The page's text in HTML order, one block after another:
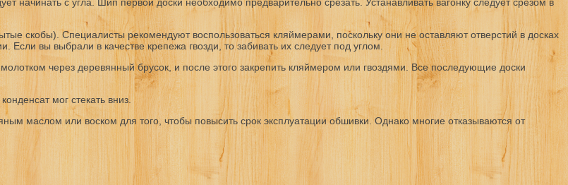
скобы). Специалисты рекомендуют воспользоваться кляймерами, поскольку они не оставляют отверстий в досках
вы выбрали в качестве крепежа гвозди, то забивать их следует под углом.
через деревянный брусок, и после этого закрепить кляймером или гвоздями. Все последующие доски
мог стекать вниз.
маслом или воском для того, чтобы повысить срок эксплуатации обшивки. Однако многие отказываются от